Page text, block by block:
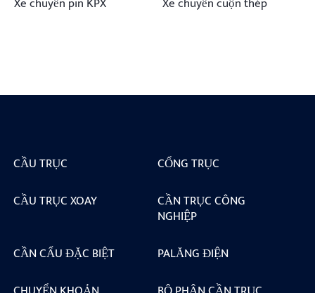
CẦU TRỤC
CỔNG TRỤC
CẦU TRỤC XOAY
CẦN TRỤC CÔNG
NGHIỆP
CẦN CẨU ĐẶC BIỆT
PALĂNG ĐIỆN